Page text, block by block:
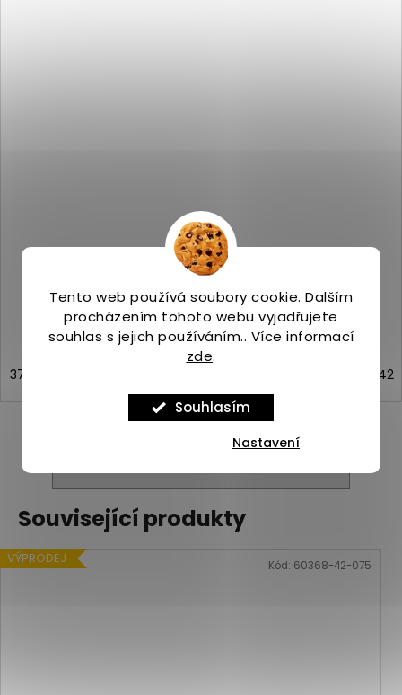
Tento web používá soubory cookie. Dalším
procházením tohoto webu vyjadřujete
souhlas s jejich používáním.. Více informací
zde.
Souhlasím
Nastavení
Merrell JUNGLE MOC W light mint
Skladem(>5 ks)
1 999 Kč
37 42
Související produkty
VÝPRODEJ Kód: 60368-42-075